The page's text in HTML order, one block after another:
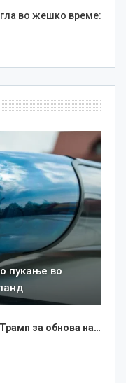
во жешко време:
пукање во
за обнова на…